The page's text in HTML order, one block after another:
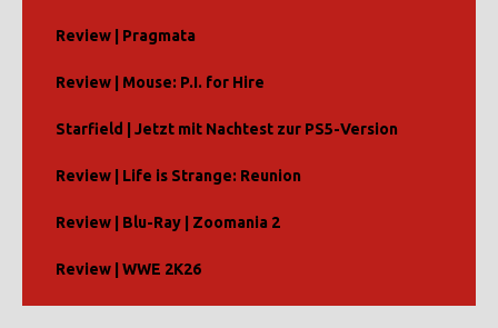
Review | Pragmata
Review | Mouse: P.I. for Hire
Starfield | Jetzt mit Nachtest zur PS5-Version
Review | Life is Strange: Reunion
Review | Blu-Ray | Zoomania 2
Review | WWE 2K26